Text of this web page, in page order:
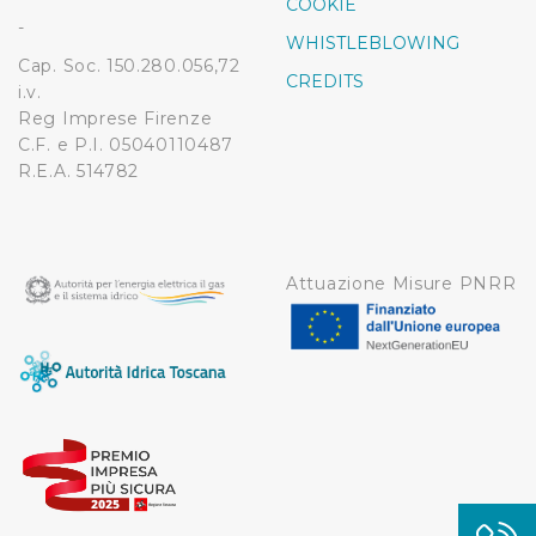
modificare o ritirare il tuo consenso in qualsiasi momento
Utilizziamo dei cookie tecnici necessari per rendere
fruibile il sito web abilitandone funzionalità di base quali
la navigazione sulle pagine e l'accesso alle aree
traffico sul nostro sito web, per personalizzare
contenuti ed annunci e per fornire funzionalità dei social
media, condividendo informazioni sul modo in cui
l’Utente utilizza il nostro sito con i nostri partner. Tali
soggetti, che si occupano di analisi dei dati web,
informazioni ricevute con altre informazioni che l’Utente
ha fornito loro o che hanno raccolto dal suo utilizzo dei
loro servizi.
-
Cap. Soc. 150.280.056,72
i.v.
Reg Imprese Firenze
C.F. e P.I. 05040110487
R.E.A. 514782
COOKIE
WHISTLEBLOWING
CREDITS
Attuazione Misure PNRR